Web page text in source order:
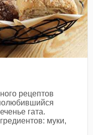
рецептов
гата.
муки,